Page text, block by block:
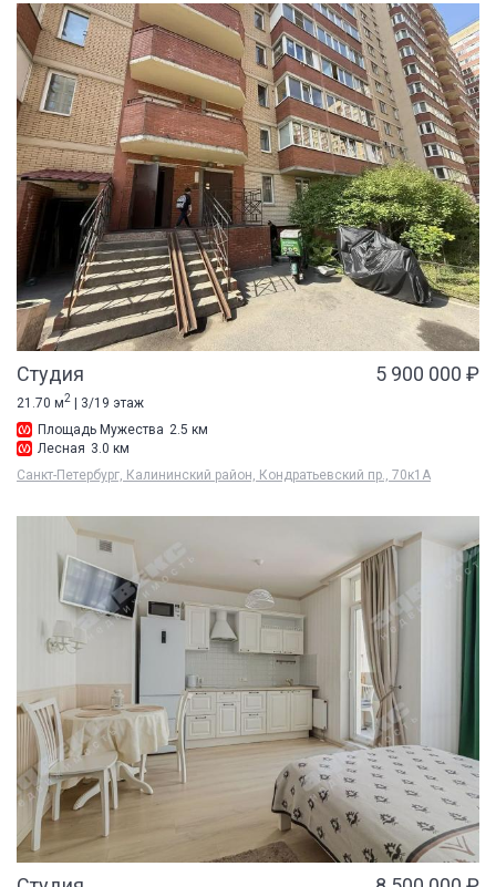
Студия 5 900 000 ₽
21.70 м2 | 3/19 этаж
Площадь Мужества 2.5 км
Лесная 3.0 км
Санкт-Петербург, Калининский район, Кондратьевский пр., 70к1А